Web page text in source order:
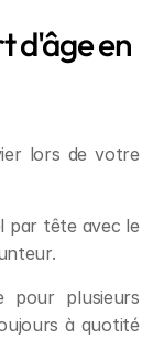
d'âge en
lors de votre
par tête avec le
pour plusieurs
à quotité